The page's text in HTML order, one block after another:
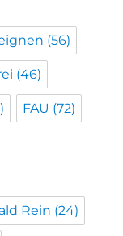
(56)
(46)
FAU (72)
Rein (24)